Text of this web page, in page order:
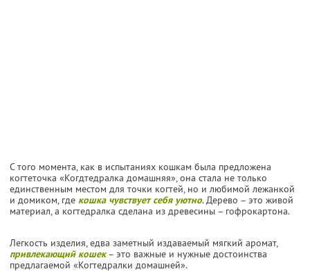
С того момента, как в испытаниях кошкам была предложена
когтеточка «Когдтедралка домашняя», она стала не только
единственным местом для точки когтей, но и любимой лежанкой
и домиком, где кошка чувствует себя уютно. Дерево – это живой
материал, а когтедралка сделана из древесины – гофрокартона.
Легкость изделия, едва заметный издаваемый мягкий аромат,
привлекающий кошек– это важные и нужные достоинства
предлагаемой «Когтедралки домашней».